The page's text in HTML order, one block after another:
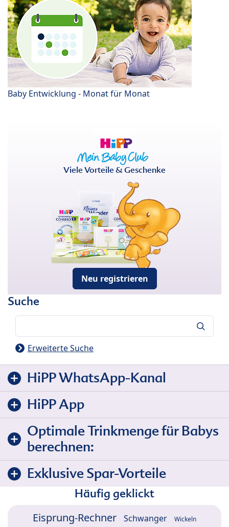
Baby Entwicklung - Monat für Monat
Viele Vorteile & Geschenke
Neu registrieren
Suche
Erweiterte Suche
HiPP WhatsApp-Kanal
HiPP App
Optimale Trinkmenge für Babys
berechnen:
Exklusive Spar-Vorteile
Häufig geklickt
Eisprung-Rechner Schwanger Wickeln